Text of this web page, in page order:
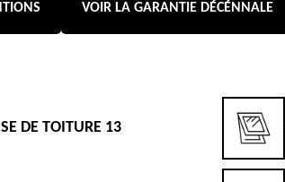
VOIR LA GARANTIE DÉCÉNNALE
DE TOITURE 13